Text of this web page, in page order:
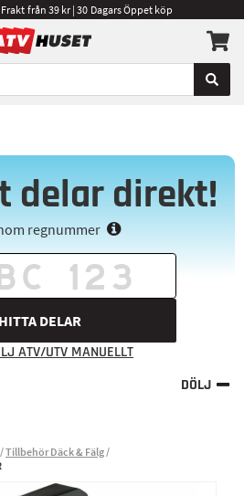
från 39 kr | 30 Dagars Öppet köp
delar direkt!
regnummer
HITTA DELAR
ATV/UTV MANUELLT
DÖLJ
Tillbehör Däck & Fälg